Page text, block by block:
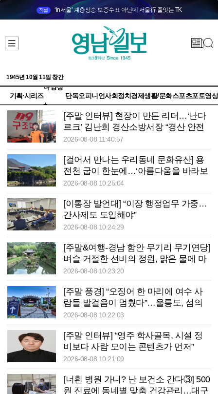
직설 ‘in서울’ 계층상승 보증수표 아닌데 서울行 줄잇는 TK
1945년 10월 11일 창간
기획·시리즈
다양성
+
단독오피니언사회정치 경제생활/문화스포츠포토영상
[주말 인터뷰] 현장이 만든 리더…‘난다
르크’ 김난희 경산소방서장 “경산 안전
책임지겠습니다”
2026-08-08 11:40:57
[걸어서 만나는 우리동네 문화유산] 용
전천 굽이 한눈에…‘아름다움을 바라보
는’ 청송 망미정
2026-08-08 10:25:04
[이통장 발언대] “이장 행정업무 가중…
간사제도 도입해야”
2026-08-08 10:24:29
[주말&여행-경남 함안 무기리 무기연당]
벼슬 거절한 선비의 정원, 맑은 물에 마
음을 건지다
2026-08-08 10:23:20
[주말 풍경] “오징어 한 마리에 여수 사
람들 발걸음이 멈췄다”…울릉도, 섬의
날서 ‘통했다’
2026-08-08 10:22:03
[주말 인터뷰] “영주 학사골목, 시설 정
비보다 사람 모이는 콘텐츠가 먼저”
2026-08-08 10:21:09
[너흰 병원 가니? 난 보건소 간다③] 500
원 진료에 동네별 맞춤 건강관리…대구